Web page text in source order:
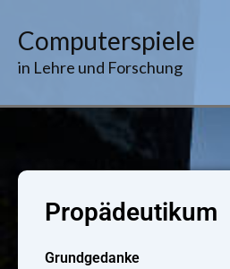
InhaltComputerspiele
in Lehre und Forschung
Propädeutikum
Grundgedanke